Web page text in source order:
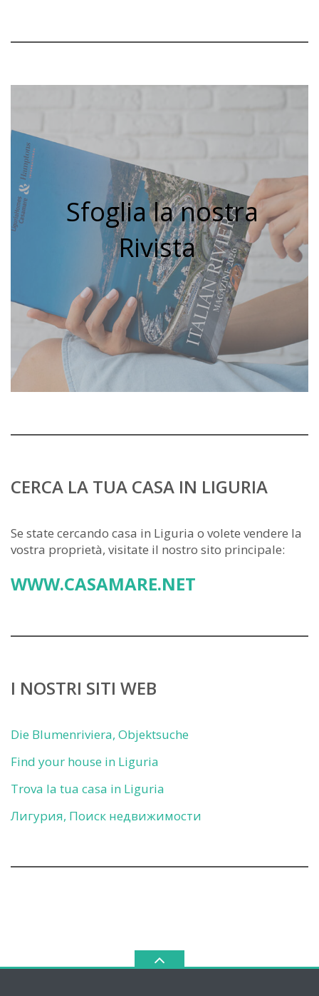
Sfoglia la nostra
Rivista
CERCA LA TUA CASA IN LIGURIA
Se state cercando casa in Liguria o volete vendere la
vostra proprietà, visitate il nostro sito principale:
WWW.CASAMARE.NET
I NOSTRI SITI WEB
Die Blumenriviera, Objektsuche
Find your house in Liguria
Trova la tua casa in Liguria
Лигурия, Поиск недвижимости